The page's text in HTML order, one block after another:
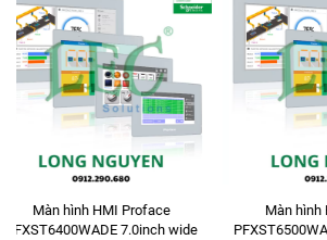
Màn hình HMI Proface
PFXST6500WADE 10.1inch wide
Màn